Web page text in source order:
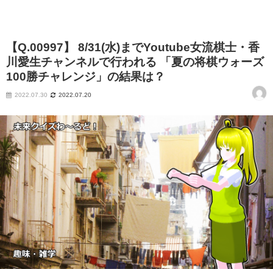
【Q.00997】 8/31(水)までYoutube女流棋士・香
川愛生チャンネルで行われる 「夏の将棋ウォーズ
100勝チャレンジ」の結果は？
2022.07.30 2022.07.20